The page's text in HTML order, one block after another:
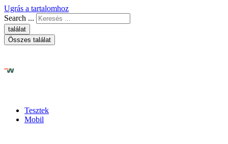
Ugrás a tartalomhoz
Search ...
találat
Összes találat
Tesztek
Mobil